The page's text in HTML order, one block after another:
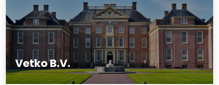
Vetko B.V.